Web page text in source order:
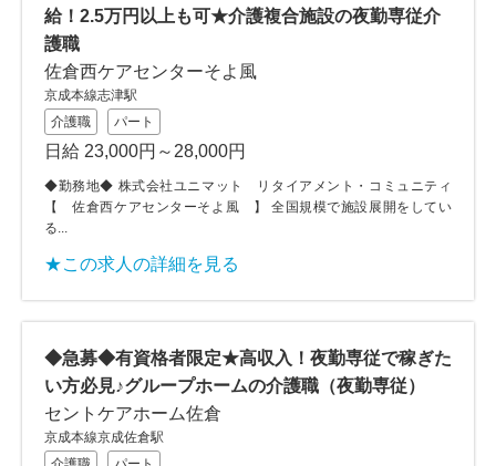
給！2.5万円以上も可★介護複合施設の夜勤専従介
護職
佐倉西ケアセンターそよ風
京成本線志津駅
介護職
パート
日給 23,000円～28,000円
◆勤務地◆ 株式会社ユニマット リタイアメント・コミュニティ
【 佐倉西ケアセンターそよ風 】 全国規模で施設展開をしてい
る...
★この求人の詳細を見る
◆急募◆有資格者限定★高収入！夜勤専従で稼ぎた
い方必見♪グループホームの介護職（夜勤専従）
セントケアホーム佐倉
京成本線京成佐倉駅